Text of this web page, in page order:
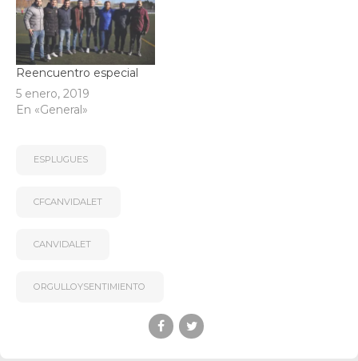
Reencuentro especial
5 enero, 2019
En «General»
ESPLUGUES
CFCANVIDALET
CANVIDALET
ORGULLOYSENTIMIENTO